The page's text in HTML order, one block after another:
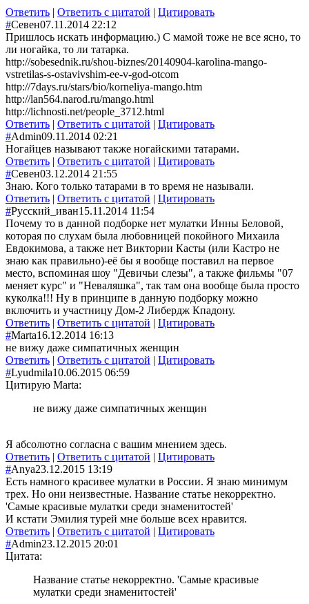
Ответить | Ответить с цитатой | Цитировать
#Севен07.11.2014 22:12
Пришлось искать информацию.) С мамой тоже не все ясно, то
ли ногайка, то ли татарка.
http://sobesednik.ru/shou-biznes/20140904-karolina-mango-
vstretilas-s-ostavivshim-ee-v-god-otcom
http://7days.ru/stars/bio/korneliya-mango.htm
http://lan564.narod.ru/mango.html
http://lichnosti.net/people_3712.html
Ответить | Ответить с цитатой | Цитировать
#Admin09.11.2014 02:21
Ногайцев называют также ногайскими татарами.
Ответить | Ответить с цитатой | Цитировать
#Севен03.12.2014 21:55
Знаю. Кого только татарами в то время не называли.
Ответить | Ответить с цитатой | Цитировать
#Русский_иван15.11.2014 11:54
Почему то в данной подборке нет мулатки Инны Беловой,
которая по слухам была любовницей покойного Михаила
Евдокимова, а также нет Виктории Касты (или Кастро не
знаю как правильно)-её бы я вообще поставил на первое
место, вспоминая шоу "Девичьи слезы", а также фильмы "07
меняет курс" и "Неваляшка", так там она вообще была просто
куколка!!! Ну в принципе в данную подборку можно
включить и участницу Дом-2 Либердж Кпадону.
Ответить | Ответить с цитатой | Цитировать
#Marta16.12.2014 16:13
не вижу даже симпатичных женщин
Ответить | Ответить с цитатой | Цитировать
#Lyudmila10.06.2015 06:59
Цитирую Marta:
не вижу даже симпатичных женщин
Я абсолютно согласна с вашим мнением здесь.
Ответить | Ответить с цитатой | Цитировать
#Anya23.12.2015 13:19
Есть намного красивее мулатки в России. Я знаю минимум
трех. Но они неизвестные. Название статье некорректно.
'Самые красивые мулатки среди знаменитостей'
И кстати Эмилия турей мне больше всех нравится.
Ответить | Ответить с цитатой | Цитировать
#Admin23.12.2015 20:01
Цитата:
Название статье некорректно. 'Самые красивые
мулатки среди знаменитостей'